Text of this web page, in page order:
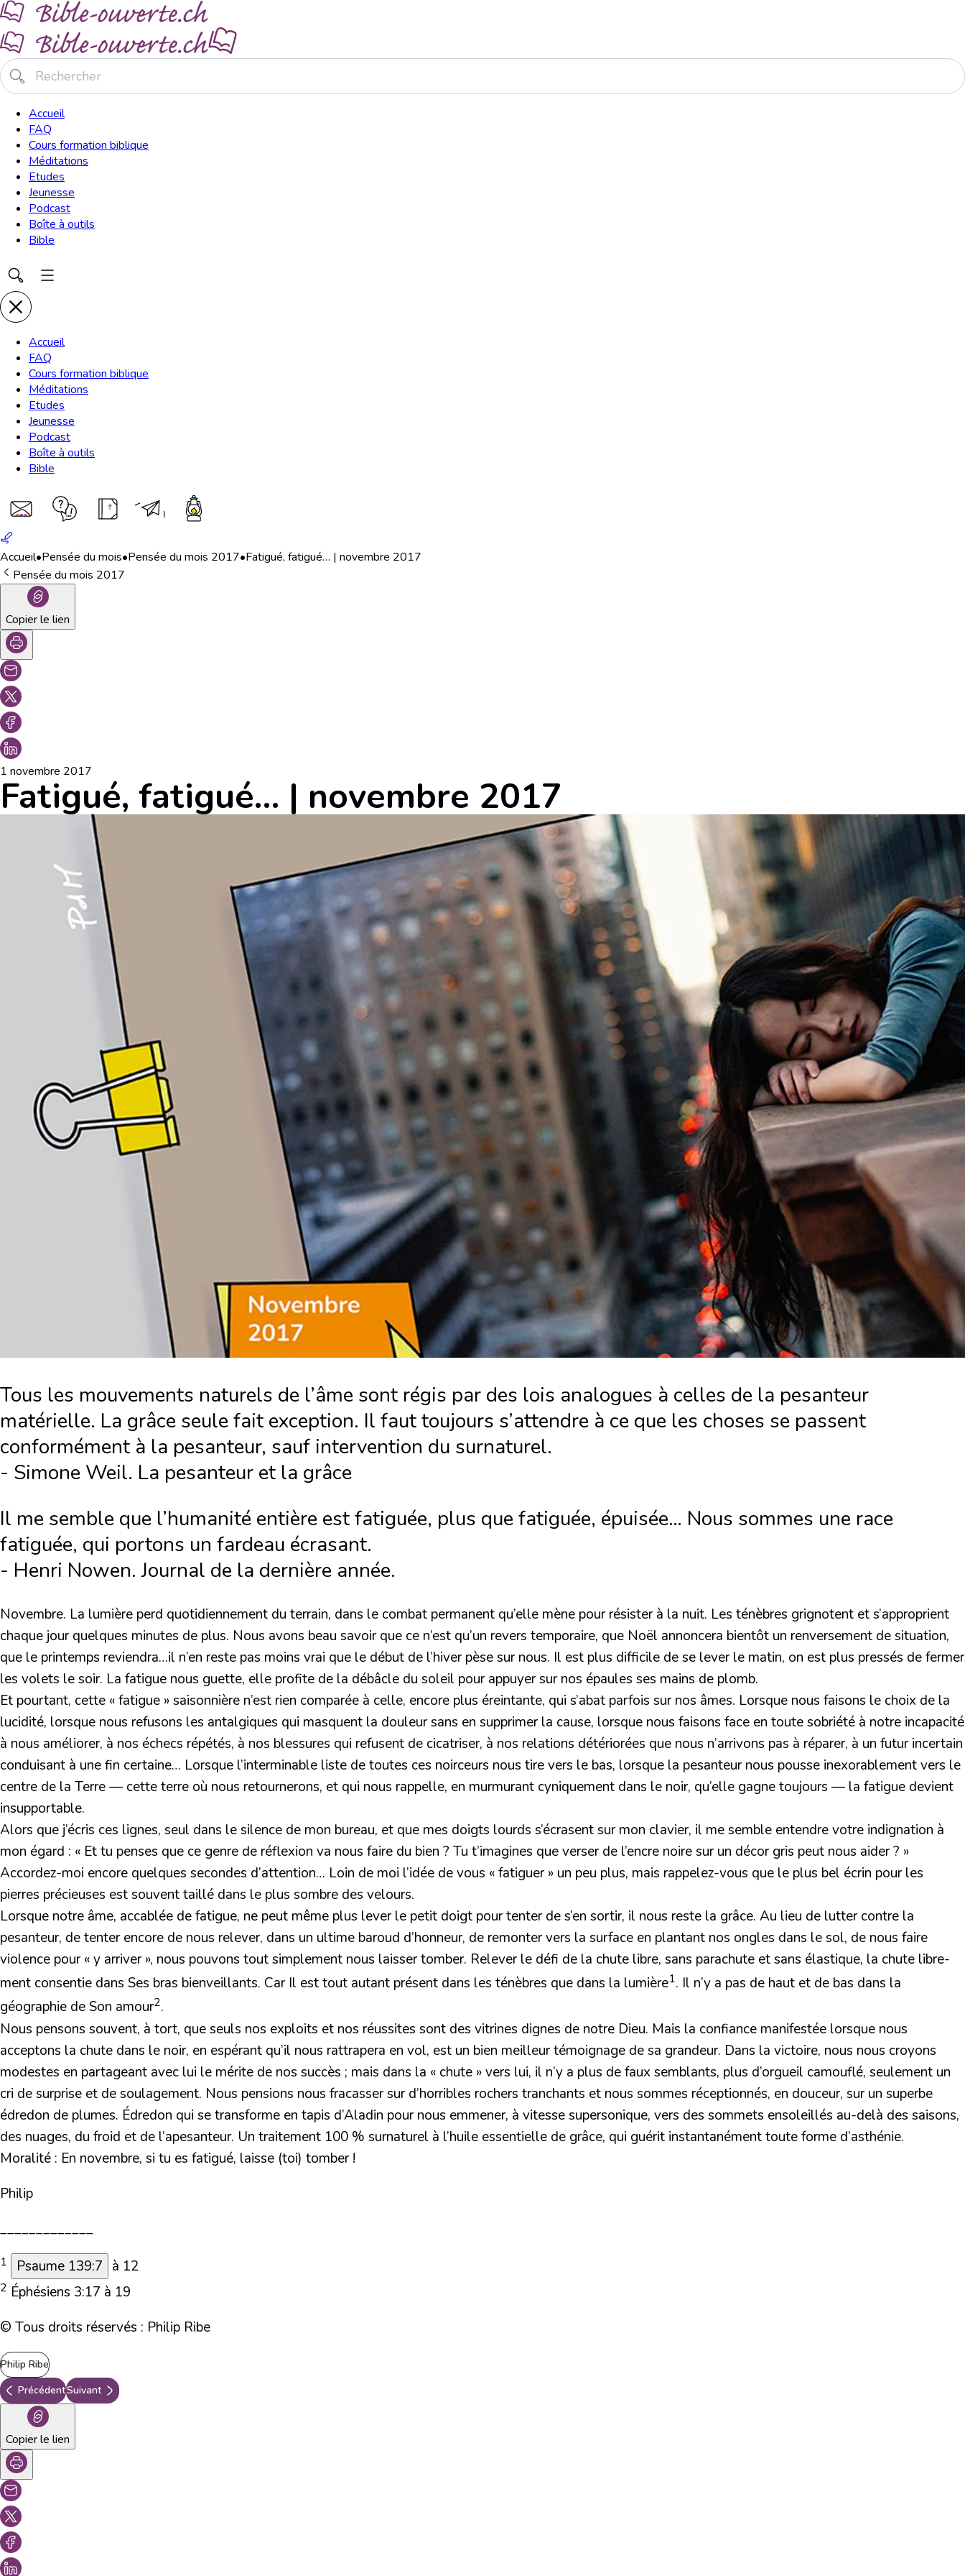
Accueil
FAQ
Cours formation biblique
Méditations
Etudes
Jeunesse
Podcast
Boîte à outils
Bible
Accueil
FAQ
Cours formation biblique
Méditations
Etudes
Jeunesse
Podcast
Boîte à outils
Bible
Accueil•Pensée du mois•Pensée du mois 2017•Fatigué, fatigué… | novembre 2017
Pensée du mois 2017
Copier le lien
1 novembre 2017
Fatigué, fatigué… | novembre 2017
Tous les mouvements naturels de l’âme sont régis par des lois analogues à celles de la pesanteur
matérielle. La grâce seule fait exception. Il faut toujours s’attendre à ce que les choses se passent
conformément à la pesanteur, sauf intervention du surnaturel.
- Simone Weil. La pesanteur et la grâce
Il me semble que l’humanité entière est fatiguée, plus que fatiguée, épuisée… Nous sommes une race
fatiguée, qui portons un fardeau écrasant.
- Henri Nowen. Journal de la dernière année.
Novembre. La lumière perd quotidiennement du terrain, dans le combat permanent qu’elle mène pour résister à la nuit. Les ténèbres grignotent et s’approprient
chaque jour quelques minutes de plus. Nous avons beau savoir que ce n’est qu’un revers temporaire, que Noël annoncera bientôt un renversement de situation,
que le printemps reviendra…il n’en reste pas moins vrai que le début de l’hiver pèse sur nous. Il est plus difficile de se lever le matin, on est plus pressés de fermer
les volets le soir. La fatigue nous guette, elle profite de la débâcle du soleil pour appuyer sur nos épaules ses mains de plomb.
Et pourtant, cette « fatigue » saisonnière n’est rien comparée à celle, encore plus éreintante, qui s’abat parfois sur nos âmes. Lorsque nous faisons le choix de la
lucidité, lorsque nous refusons les antalgiques qui masquent la douleur sans en supprimer la cause, lorsque nous faisons face en toute sobriété à notre incapacité
à nous améliorer, à nos échecs répétés, à nos blessures qui refusent de cicatriser, à nos relations détériorées que nous n’arrivons pas à réparer, à un futur incertain
conduisant à une fin certaine… Lorsque l’interminable liste de toutes ces noirceurs nous tire vers le bas, lorsque la pesanteur nous pousse inexorablement vers le
centre de la Terre — cette terre où nous retournerons, et qui nous rappelle, en murmurant cyniquement dans le noir, qu’elle gagne toujours — la fatigue devient
insupportable.
Alors que j’écris ces lignes, seul dans le silence de mon bureau, et que mes doigts lourds s’écrasent sur mon clavier, il me semble entendre votre indignation à
mon égard : « Et tu penses que ce genre de réflexion va nous faire du bien ? Tu t’imagines que verser de l’encre noire sur un décor gris peut nous aider ? »
Accordez-moi encore quelques secondes d’attention… Loin de moi l’idée de vous « fatiguer » un peu plus, mais rappelez-vous que le plus bel écrin pour les
pierres précieuses est souvent taillé dans le plus sombre des velours.
Lorsque notre âme, accablée de fatigue, ne peut même plus lever le petit doigt pour tenter de s’en sortir, il nous reste la grâce. Au lieu de lutter contre la
pesanteur, de tenter encore de nous relever, dans un ultime baroud d’honneur, de remonter vers la surface en plantant nos ongles dans le sol, de nous faire
violence pour « y arriver », nous pouvons tout simplement nous laisser tomber. Relever le défi de la chute libre, sans parachute et sans élastique, la chute libre-
ment consentie dans Ses bras bienveillants. Car Il est tout autant présent dans les ténèbres que dans la lumière1. Il n’y a pas de haut et de bas dans la
géographie de Son amour2.
Nous pensons souvent, à tort, que seuls nos exploits et nos réussites sont des vitrines dignes de notre Dieu. Mais la confiance manifestée lorsque nous
acceptons la chute dans le noir, en espérant qu’il nous rattrapera en vol, est un bien meilleur témoignage de sa grandeur. Dans la victoire, nous nous croyons
modestes en partageant avec lui le mérite de nos succès ; mais dans la « chute » vers lui, il n’y a plus de faux semblants, plus d’orgueil camouflé, seulement un
cri de surprise et de soulagement. Nous pensions nous fracasser sur d’horribles rochers tranchants et nous sommes réceptionnés, en douceur, sur un superbe
édredon de plumes. Édredon qui se transforme en tapis d’Aladin pour nous emmener, à vitesse supersonique, vers des sommets ensoleillés au-delà des saisons,
des nuages, du froid et de l’apesanteur. Un traitement 100 % surnaturel à l’huile essentielle de grâce, qui guérit instantanément toute forme d’asthénie.
Moralité : En novembre, si tu es fatigué, laisse (toi) tomber !
Philip
_____________
1 Psaume 139:7 à 12
2 Éphésiens 3:17 à 19
© Tous droits réservés : Philip Ribe
Philip Ribe
PrécédentSuivant
Copier le lien